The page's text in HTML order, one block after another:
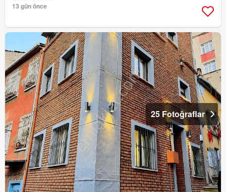
13 gün önce
25 Fotoğraflar